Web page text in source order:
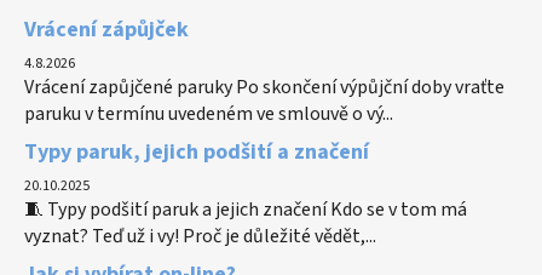
Vrácení zápůjček
4.8.2026
Vrácení zapůjčené paruky Po skončení výpůjční doby vraťte
paruku v termínu uvedeném ve smlouvě o vý...
Typy paruk, jejich podšití a značení
20.10.2025
🧵 Typy podšití paruk a jejich značení Kdo se v tom má
vyznat? Teď už i vy! Proč je důležité vědět,...